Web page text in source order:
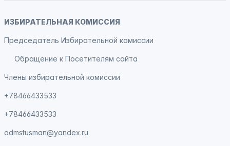
ИЗБИРАТЕЛЬНАЯ КОМИССИЯ
Председатель Избирательной комиссии
Обращение к Посетителям сайта
Члены избирательной комиссии
+78466433533
+78466433533
admstusman@yandex.ru